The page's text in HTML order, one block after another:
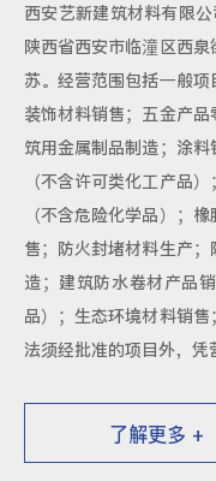
西安艺新建筑材料有限
陕西省西安市临潼区西
苏。经营范围包括一般
装饰材料销售；五金产
筑用金属制品制造；涂
（不含许可类化工产品
（不含危险化学品）；
售；防火封堵材料生产
造；建筑防水卷材产品
品）；生态环境材料销
法须经批准的项目外，凭
了解更多 +